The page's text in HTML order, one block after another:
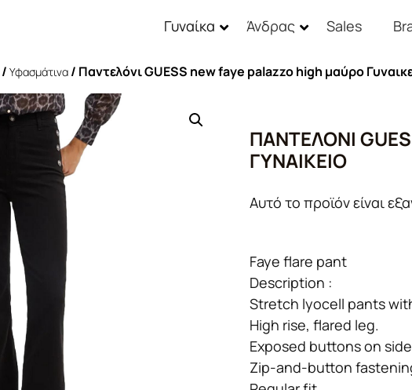
Γυναίκα Άνδρας Sales
/ Υφασμάτινα / Παντελόνι GUESS new faye palazzo high μαύρο
ΠΑΝΤΕΛΌΝΙ
ΓΥΝΑΙΚΕΊΟ
Αυτό το προϊόν είναι
Faye flare pant
Description :
Stretch lyocell pants
High rise, flared leg.
Exposed buttons on
Zip-and-button